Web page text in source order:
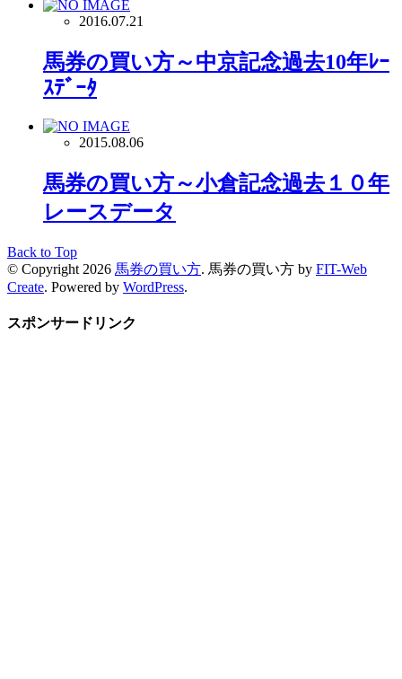
2016.07.21
馬券の買い方～中京記念過去10年ﾚｰ
ｽﾃﾞｰﾀ
2015.08.06
馬券の買い方～小倉記念過去１０年
レースデータ
Back to Top
© Copyright 2026 馬券の買い方. 馬券の買い方 by FIT-Web
Create. Powered by WordPress.
スポンサードリンク